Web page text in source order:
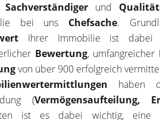
Sachverständiger und
bei uns Chefsache.
Ihrer Immobilie ist dabei
Bewertung, umfangreicher
von über 900 erfolgreich
haben
(Vermögensaufteilung,
ist es dabei wichtig, eine